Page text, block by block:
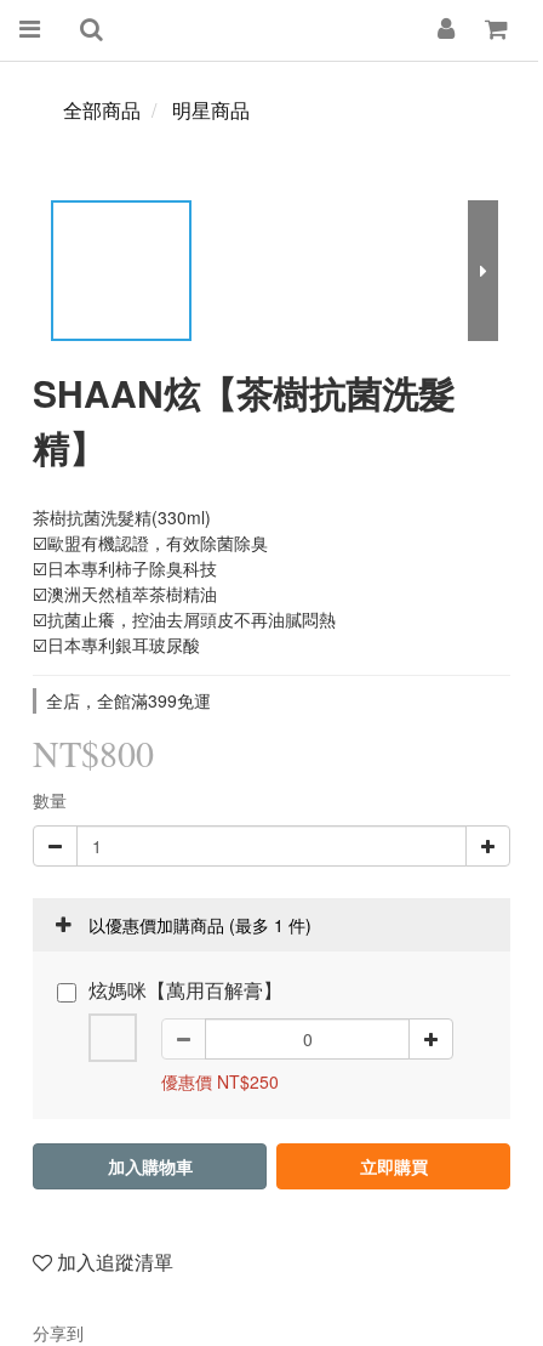
全部商品 明星商品
SHAAN炫【茶樹抗菌洗髮
精】
茶樹抗菌洗髮精(330ml)
☑️歐盟有機認證，有效除菌除臭
☑️日本專利柿子除臭科技
☑️澳洲天然植萃茶樹精油
☑️抗菌止癢，控油去屑頭皮不再油膩悶熱
☑️日本專利銀耳玻尿酸
全店，全館滿399免運
NT$800
數量
以優惠價加購商品 (最多 1 件)
炫媽咪【萬用百解膏】
優惠價 NT$250
加入購物車 立即購買
加入追蹤清單
分享到